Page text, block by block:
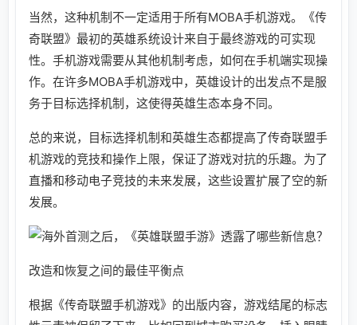
当然，这种机制不一定适用于所有MOBA手机游戏。《传
奇联盟》最初的英雄系统设计来自于最终游戏的可实现
性。手机游戏需要从其他机制考虑，如何在手机端实现操
作。在许多MOBA手机游戏中，英雄设计的出发点不是服
务于目标选择机制，这使得英雄生态本身不同。
总的来说，目标选择机制和英雄生态都提高了传奇联盟手
机游戏的竞技和操作上限，保证了游戏对抗的乐趣。为了
直播和移动电子竞技的未来发展，这些设置扩展了空的新
发展。
改造和恢复之间的最佳平衡点
根据《传奇联盟手机游戏》的出版内容，游戏结尾的标志